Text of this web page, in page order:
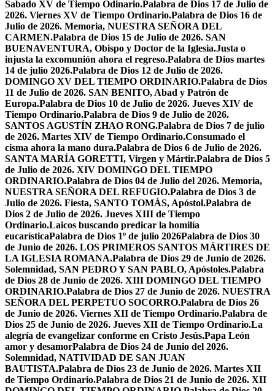
Sabado XV de Tiempo Odinario.Palabra de Dios 17 de Julio de
2026. Viernes XV de Tiempo Ordinario.Palabra de Dios 16 de
Julio de 2026. Memoria, NUESTRA SEÑORA DEL
CARMEN.Palabra de Dios 15 de Julio de 2026. SAN
BUENAVENTURA, Obispo y Doctor de la Iglesia.Justa o
injusta la excomunión ahora el regreso.Palabra de Dios martes
14 de julio 2026.Palabra de Dios 12 de Julio de 2026.
DOMINGO XV DEL TIEMPO ORDINARIO.Palabra de Dios
11 de Julio de 2026. SAN BENITO, Abad y Patrón de
Europa.Palabra de Dios 10 de Julio de 2026. Jueves XIV de
Tiempo Ordinario.Palabra de Dios 9 de Julio de 2026.
SANTOS AGUSTÍN ZHAO RONG.Palabra de Dios 7 de julio
de 2026. Martes XIV de Tiempo Ordinario.Consumado el
cisma ahora la mano dura.Palabra de Dios 6 de Julio de 2026.
SANTA MARÍA GORETTI, Virgen y Mártir.Palabra de Dios 5
de Julio de 2026. XIV DOMINGO DEL TIEMPO
ORDINARIO.Palabra de Dios 04 de Julio del 2026. Memoria,
NUESTRA SEÑORA DEL REFUGIO.Palabra de Dios 3 de
Julio de 2026. Fiesta, SANTO TOMÁS, Apóstol.Palabra de
Dios 2 de Julio de 2026. Jueves XIII de Tiempo
Ordinario.Laicos buscando predicar la homilía
eucarísticaPalabra de Dios 1º de julio 2026Palabra de Dios 30
de Junio de 2026. LOS PRIMEROS SANTOS MÁRTIRES DE
LA IGLESIA ROMANA.Palabra de Dios 29 de Junio de 2026.
Solemnidad, SAN PEDRO Y SAN PABLO, Apóstoles.Palabra
de Dios 28 de Junio de 2026. XIII DOMINGO DEL TIEMPO
ORDINARIO.Palabra de Dios 27 de Junio de 2026. NUESTRA
SEÑORA DEL PERPETUO SOCORRO.Palabra de Dios 26
de Junio de 2026. Viernes XII de Tiempo Ordinario.Palabra de
Dios 25 de Junio de 2026. Jueves XII de Tiempo Ordinario.La
alegría de evangelizar conforme en Cristo Jesús.Papa León
amor y desamorPalabra de Dios 24 de Junio del 2026.
Solemnidad, NATIVIDAD DE SAN JUAN
BAUTISTA.Palabra de Dios 23 de Junio de 2026. Martes XII
de Tiempo Ordinario.Palabra de Dios 21 de Junio de 2026. XII